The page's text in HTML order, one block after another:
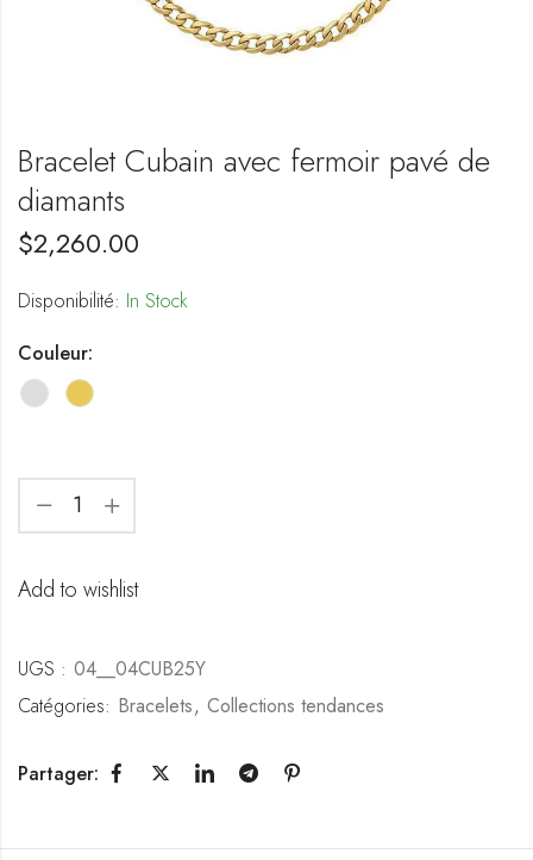
Bracelet Cubain avec fermoir pavé de
diamants
$2,260.00
Disponibilité: In Stock
Couleur:
Add to wishlist
UGS : 04__04CUB25Y
Catégories: Bracelets, Collections tendances
Partager: